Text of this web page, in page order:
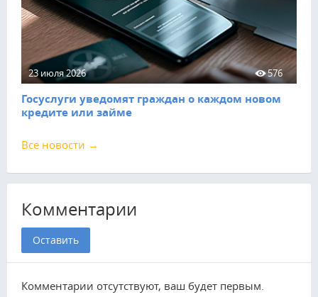
23 июля 2026 576
Госуслуги уведомят граждан о каждом новом
кредите или займе
Все новости →
Комментарии
Оставить
Комментарии отсутствуют, ваш будет первым.